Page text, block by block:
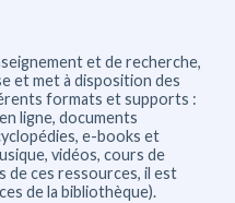
et de recherche,
et met à disposition des
formats et supports :
ligne, documents
e-books et
vidéos, cours de
de ces ressources, il est
de la bibliothèque).